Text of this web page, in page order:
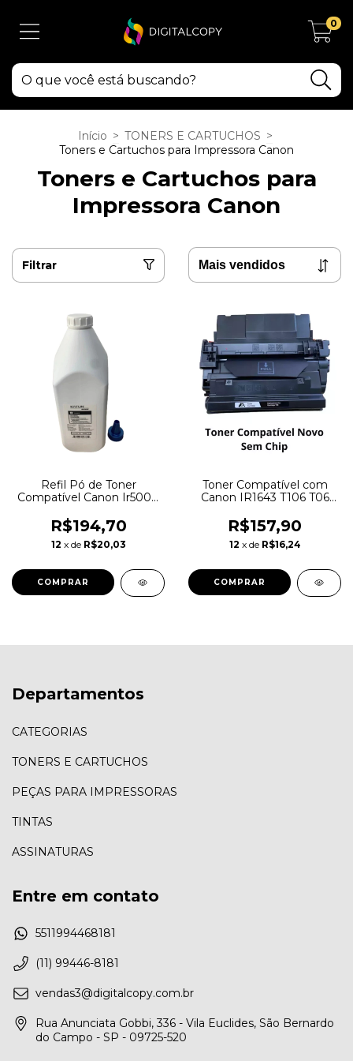
0
Início > TONERS E CARTUCHOS >
Toners e Cartuchos para Impressora Canon
Toners e Cartuchos para
Impressora Canon
Filtrar
Refil Pó de Toner
Compatível Canon Ir5000
6350 Katun 1,5kg
R$194,70
12 x de R$20,03
Toner Compatível com
Canon IR1643 T106 T06
R$157,90
12 x de R$16,24
Departamentos
CATEGORIAS
TONERS E CARTUCHOS
PEÇAS PARA IMPRESSORAS
TINTAS
ASSINATURAS
Entre em contato
5511994468181
(11) 99446-8181
vendas3@digitalcopy.com.br
Rua Anunciata Gobbi, 336 - Vila Euclides, São Bernardo
do Campo - SP - 09725-520